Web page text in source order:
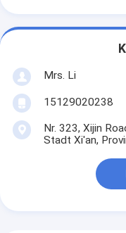
Mrs. Li
15129020238
Nr. 323, Xijin
Stadt Xi'an,